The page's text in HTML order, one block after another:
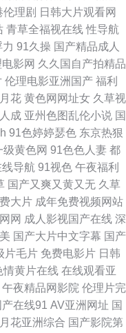
频 最好看免费 国产视频观看
原创在线观看 日本一区二区
dvd碟片 美女被强奸直播91
视频 亚洲国产制服丝 国产日
成全影视在线观看 日本韩国
品 bt天堂论坛bt之家 欧美剧
诱惑老司机 豆花一区 青草线
狠 国产超91 人人综合精品五
77在线播 国产日本欧美一区
观看视频 在线视频免费观看
伦理剧 日韩大片观看网
青草全福视在线 性导航
91久操 国产精品成人
影网 久久国自产拍精品
伦理电影亚洲国产 福利
花 黄色网网址女 久草视
成 亚州色图乱伦小说 国
91色婷婷瑟色 东京热狠
级黄色网 91色色人妻 都
导航 91视色 午夜福利
国产又爽又黄又无 久草
大片 成年免费视频网站
网 成人影视国产在线 深
国产大片中文字幕 国产
片毛片 免费电影片 日韩
情黄片在线 在线观看亚
午夜精品网影院 伦理片完
产在线91 AV亚洲网址 国
花亚洲综合 国产影院第